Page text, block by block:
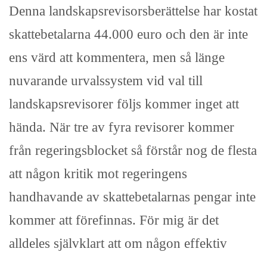
Denna landskapsrevisorsberättelse har kostat
skattebetalarna 44.000 euro och den är inte
ens värd att kommentera, men så länge
nuvarande urvalssystem vid val till
landskapsrevisorer följs kommer inget att
hända. När tre av fyra revisorer kommer
från regeringsblocket så förstår nog de flesta
att någon kritik mot regeringens
handhavande av skattebetalarnas pengar inte
kommer att förefinnas. För mig är det
alldeles självklart att om någon effektiv